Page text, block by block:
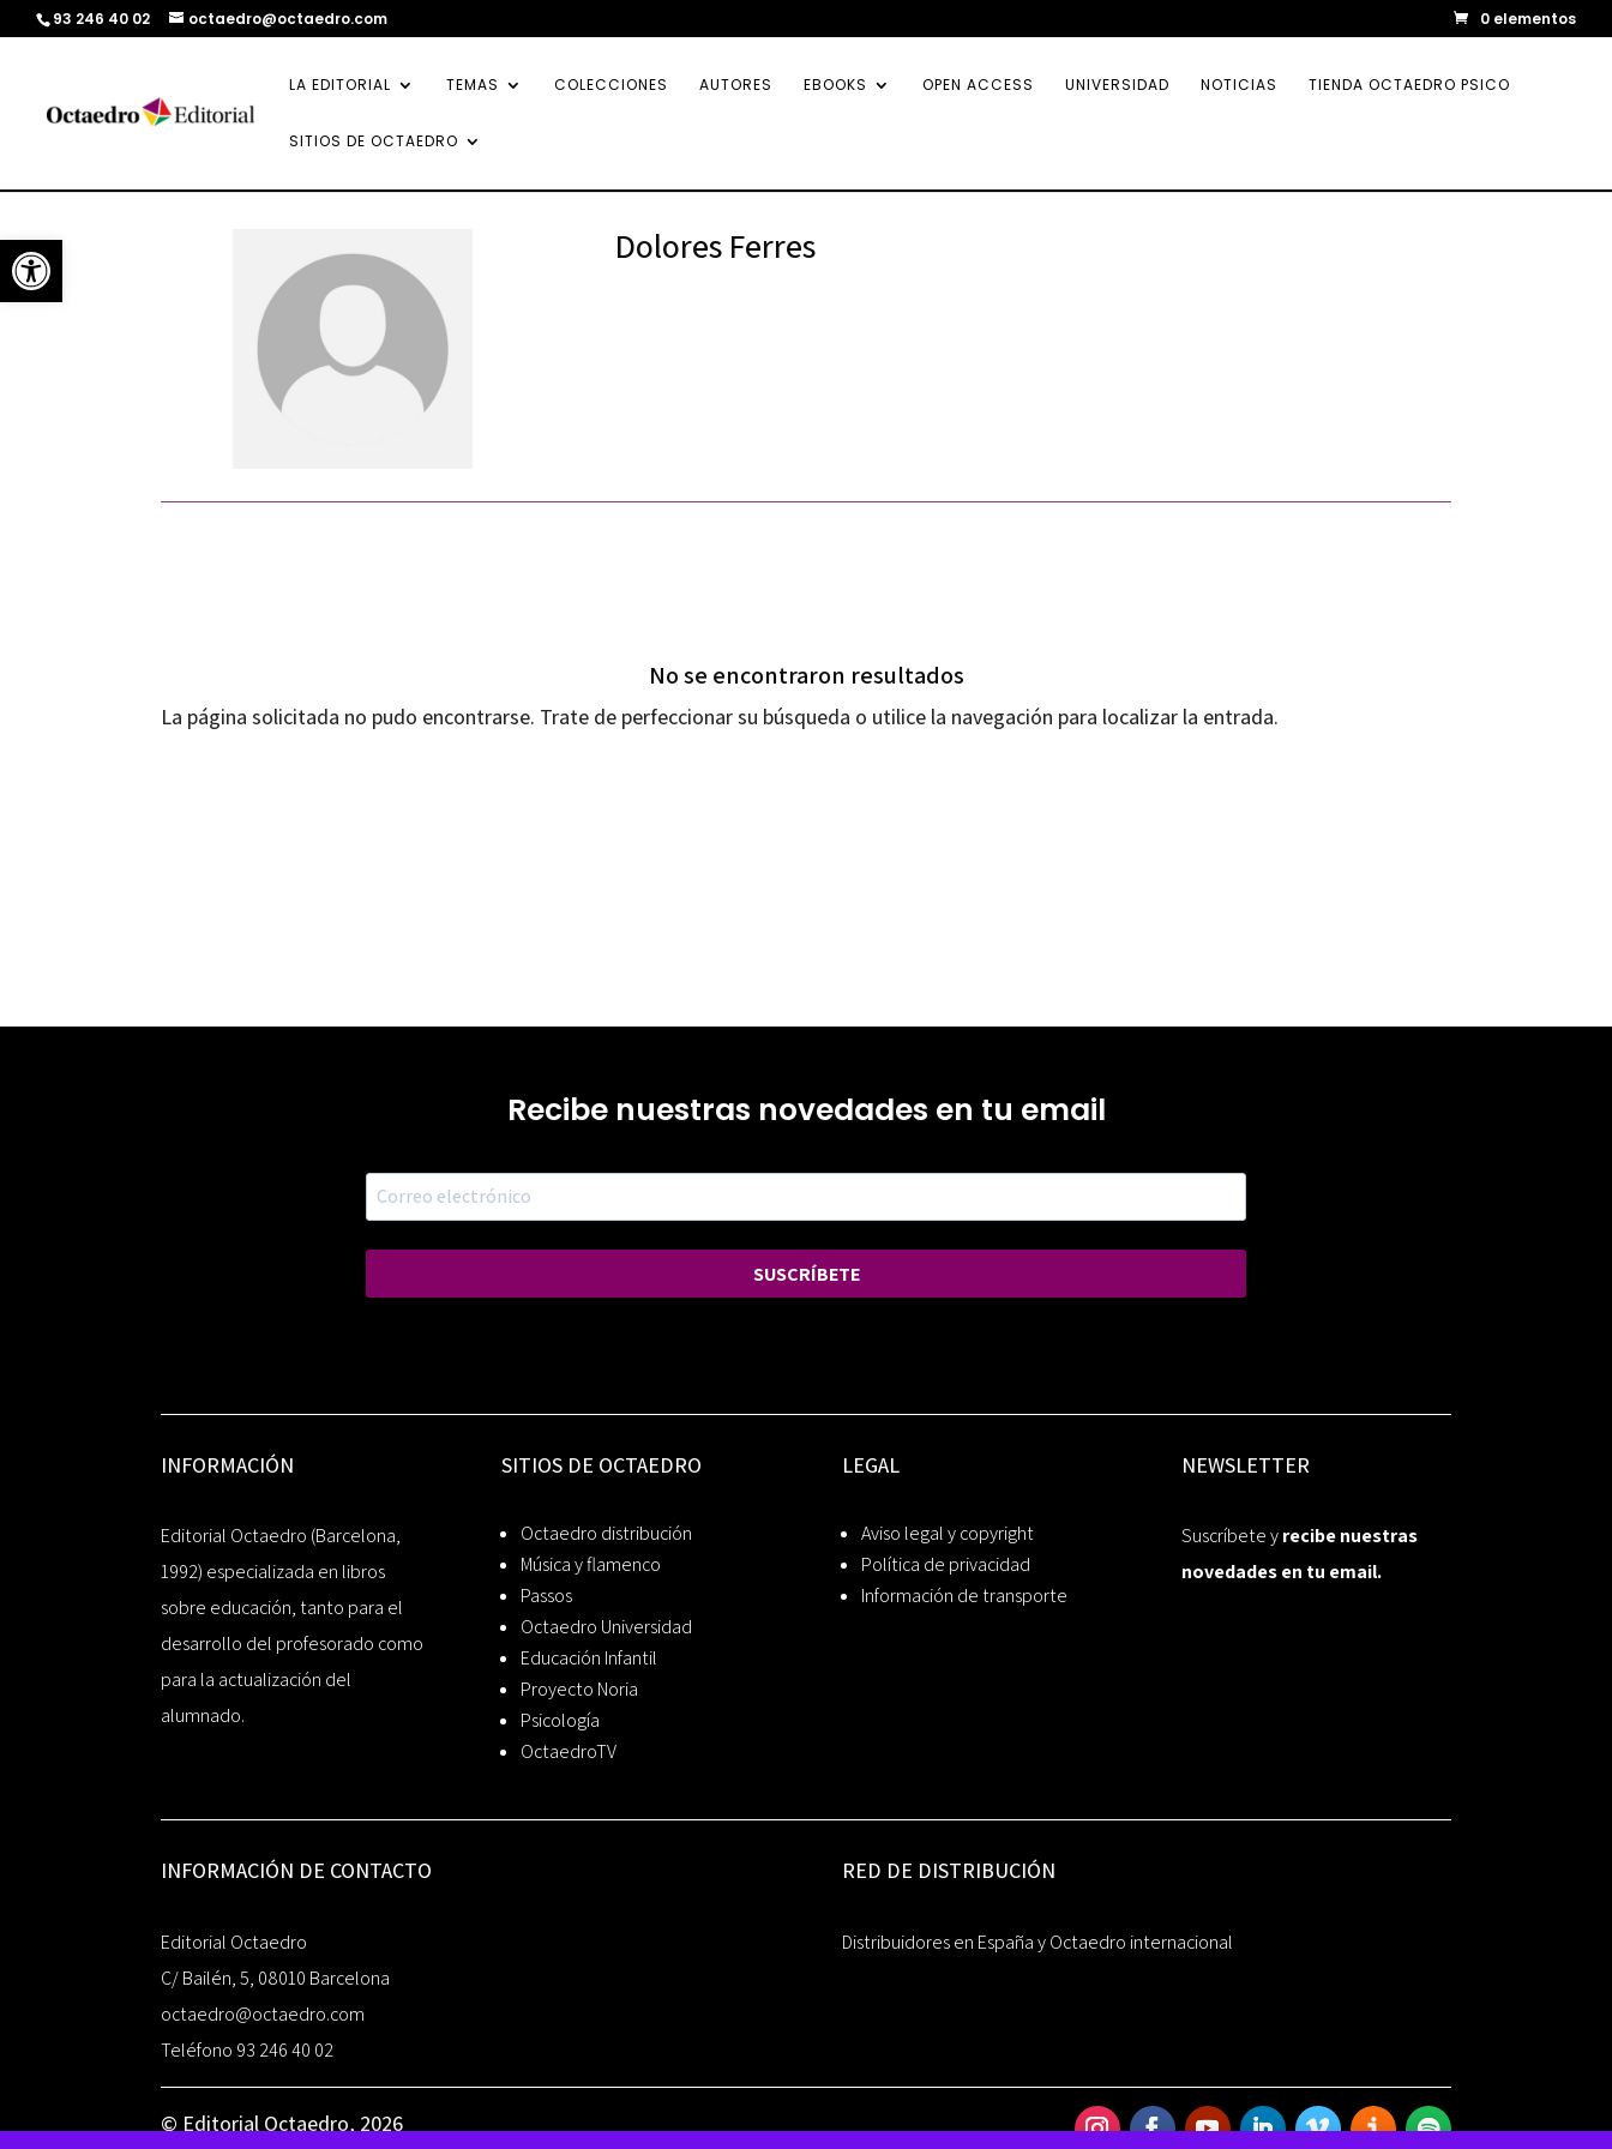
Abrir barra de herramientas
93 246 40 02 octaedro@octaedro.com 0 elementos
LA EDITORIAL TEMAS COLECCIONES AUTORES EBOOKS OPEN ACCESS UNIVERSIDAD NOTICIAS TIENDA OCTAEDRO PSICO
SITIOS DE OCTAEDRO
Dolores Ferres
No se encontraron resultados
La página solicitada no pudo encontrarse. Trate de perfeccionar su búsqueda o utilice la navegación para localizar la entrada.
Recibe nuestras novedades en tu email
SUSCRÍBETE
INFORMACIÓN
Editorial Octaedro (Barcelona,
1992) especializada en libros
sobre educación, tanto para el
desarrollo del profesorado como
para la actualización del
alumnado.
SITIOS DE OCTAEDRO
Octaedro distribución
Música y flamenco
Passos
Octaedro Universidad
Educación Infantil
Proyecto Noria
Psicología
OctaedroTV
LEGAL
Aviso legal y copyright
Política de privacidad
Información de transporte
NEWSLETTER
Suscríbete yrecibe nuestras
novedades en tu email.
INFORMACIÓN DE CONTACTO
Editorial Octaedro
C/ Bailén, 5, 08010 Barcelona
octaedro@octaedro.com
Teléfono 93 246 40 02
RED DE DISTRIBUCIÓN
Distribuidores en España y Octaedro internacional
© Editorial Octaedro, 2026